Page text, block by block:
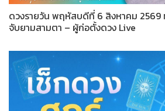
ดวงรายวัน พฤหัสบดีที่ 6 สิงหาคม 2569
จับยามสามตา – ผู้ก่อตั้งดวง Live